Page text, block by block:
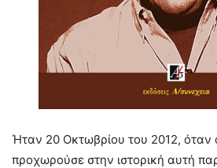
Ήταν 20 Οκτωβρίου του 2012,
προχωρούσε στην ιστορική αυτή